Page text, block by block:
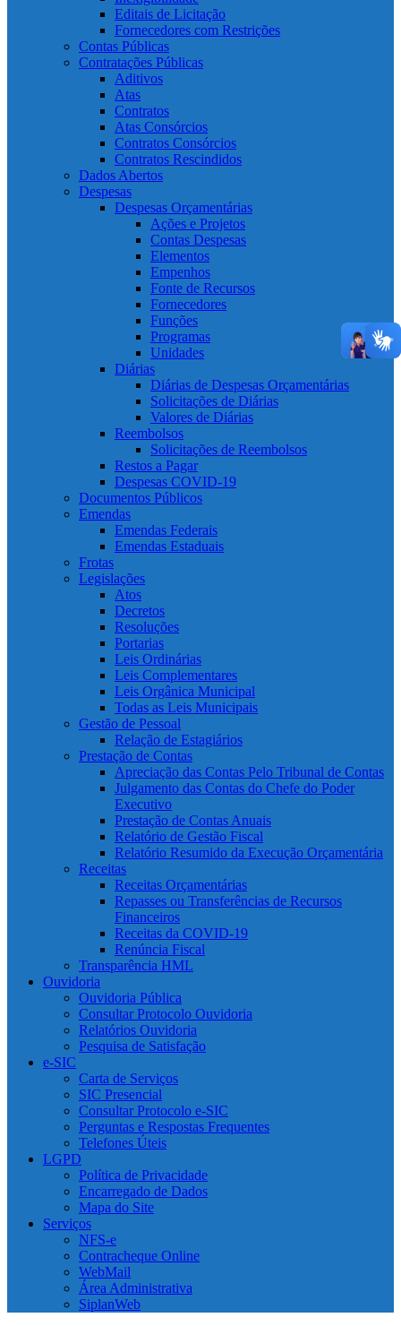
Editais de Licitação
Fornecedores com Restrições
Contas Públicas
Contratações Públicas
Aditivos
Atas
Contratos
Atas Consórcios
Contratos Consórcios
Contratos Rescindidos
Dados Abertos
Despesas
Despesas Orçamentárias
Ações e Projetos
Contas Despesas
Elementos
Empenhos
Fonte de Recursos
Fornecedores
Funções
Programas
Unidades
Diárias
Diárias de Despesas Orçamentárias
Solicitações de Diárias
Valores de Diárias
Reembolsos
Solicitações de Reembolsos
Restos a Pagar
Despesas COVID-19
Documentos Públicos
Emendas
Emendas Federais
Emendas Estaduais
Frotas
Legislações
Atos
Decretos
Resoluções
Portarias
Leis Ordinárias
Leis Complementares
Leis Orgânica Municipal
Todas as Leis Municipais
Gestão de Pessoal
Relação de Estagiários
Prestação de Contas
Apreciação das Contas Pelo Tribunal de Contas
Julgamento das Contas do Chefe do Poder
Executivo
Prestação de Contas Anuais
Relatório de Gestão Fiscal
Relatório Resumido da Execução Orçamentária
Receitas
Receitas Orçamentárias
Repasses ou Transferências de Recursos
Financeiros
Receitas da COVID-19
Renúncia Fiscal
Transparência HML
Ouvidoria
Ouvidoria Pública
Consultar Protocolo Ouvidoria
Relatórios Ouvidoria
Pesquisa de Satisfação
e-SIC
Carta de Serviços
SIC Presencial
Consultar Protocolo e-SIC
Perguntas e Respostas Frequentes
Telefones Úteis
LGPD
Política de Privacidade
Encarregado de Dados
Mapa do Site
Serviços
NFS-e
Contracheque Online
WebMail
Área Administrativa
SiplanWeb